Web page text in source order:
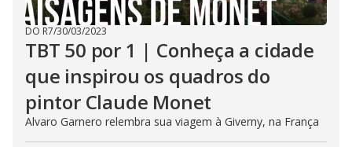
DO R7/30/03/2023
TBT 50 por 1 | Conheça a cidade
que inspirou os quadros do
pintor Claude Monet
Alvaro Garnero relembra sua viagem à Giverny, na França